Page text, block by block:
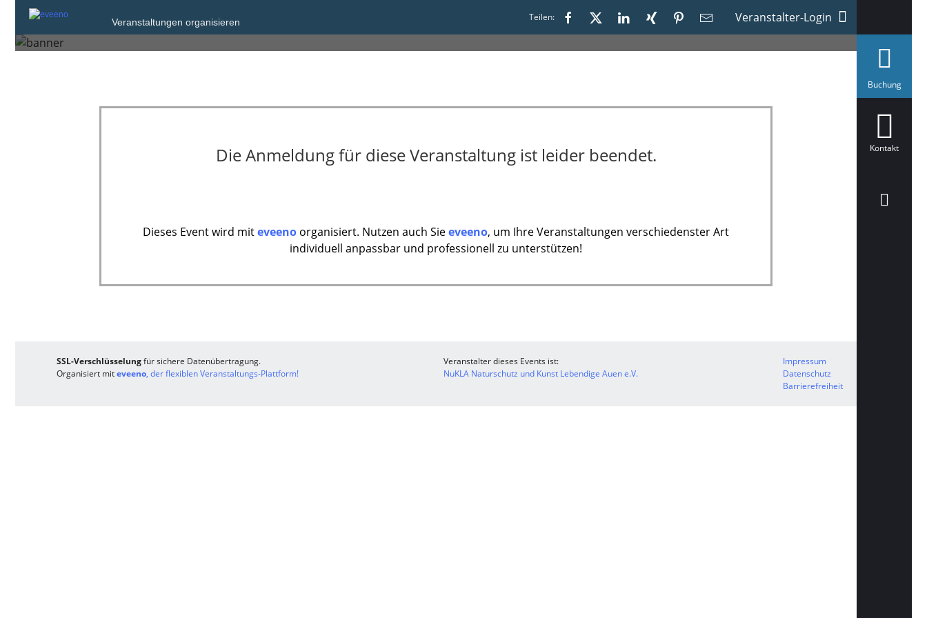
Veranstaltungen organisieren Teilen: Veranstalter-Login
Leipzig
Buchunga
Kontakt
Die Anmeldung für diese Veranstaltung ist leider beendet.
Dieses Event wird miteveeno organisiert. Nutzen auch Sieeveeno, um Ihre Veranstaltungen verschiedenster Art
individuell anpassbar und professionell zu unterstützen!
SSL-Verschlüsselungfür sichere Datenübertragung.
Organisiert miteveeno, der flexiblen Veranstaltungs-Plattform!
Veranstalter dieses Events ist:
NuKLA Naturschutz und Kunst Lebendige Auen e.V.
Impressum
Datenschutz
Barrierefreiheit